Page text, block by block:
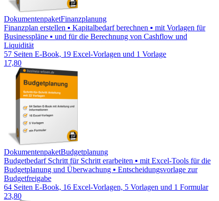
DokumentenpaketFinanzplanung
Finanzplan erstellen ▪ Kapitalbedarf berechnen ▪ mit Vorlagen für
Businesspläne ▪ und für die Berechnung von Cashflow und
Liquidität
57 Seiten E-Book, 19 Excel-Vorlagen und 1 Vorlage
17,80
DokumentenpaketBudgetplanung
Budgetbedarf Schritt für Schritt erarbeiten ▪ mit Excel-Tools für die
Budgetplanung und Überwachung ▪ Entscheidungsvorlage zur
Budgetfreigabe
64 Seiten E-Book, 16 Excel-Vorlagen, 5 Vorlagen und 1 Formular
23,80